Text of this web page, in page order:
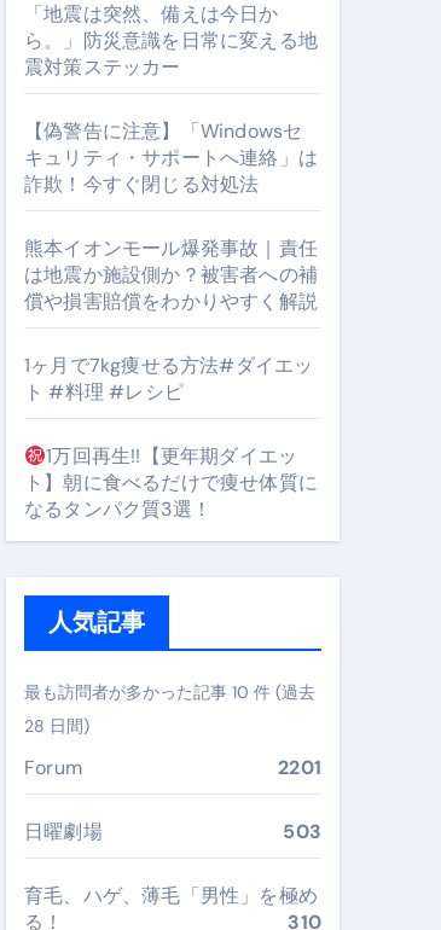
#美容 #健康 #雑学 #ナレーター #小林将大
ドメイン
れる方法
」完全ガイド
／ソラシドエアを目的別に選ぶコツと、失敗し
ている新定番ドメイン
康 #雑学 #ナレーター #小林将大
#雑学 #ナレーター #小林将大
康 #雑学 #ナレーター #小林将大
「地震は突然、備えは今日か
ら。」防災意識を日常に変える地
震対策ステッカー
【偽警告に注意】「Windowsセ
キュリティ・サポートへ連絡」は
詐欺！今すぐ閉じる対処法
熊本イオンモール爆発事故｜責任
は地震か施設側か？被害者への補
償や損害賠償をわかりやすく解説
1ヶ月で7kg痩せる方法#ダイエッ
ト #料理 #レシピ
1万回再生!!【更年期ダイエッ
ト】朝に食べるだけで痩せ体質に
なるタンパク質3選！
人気記事
最も訪問者が多かった記事 10 件 (過去
28 日間)
Forum 2201
日曜劇場 503
育毛、ハゲ、薄毛「男性」を極め
る！
310